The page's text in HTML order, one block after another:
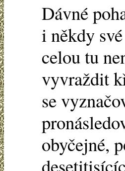
Dávné
i někdy
celou tu
vyvraždit
se
obyčejné,